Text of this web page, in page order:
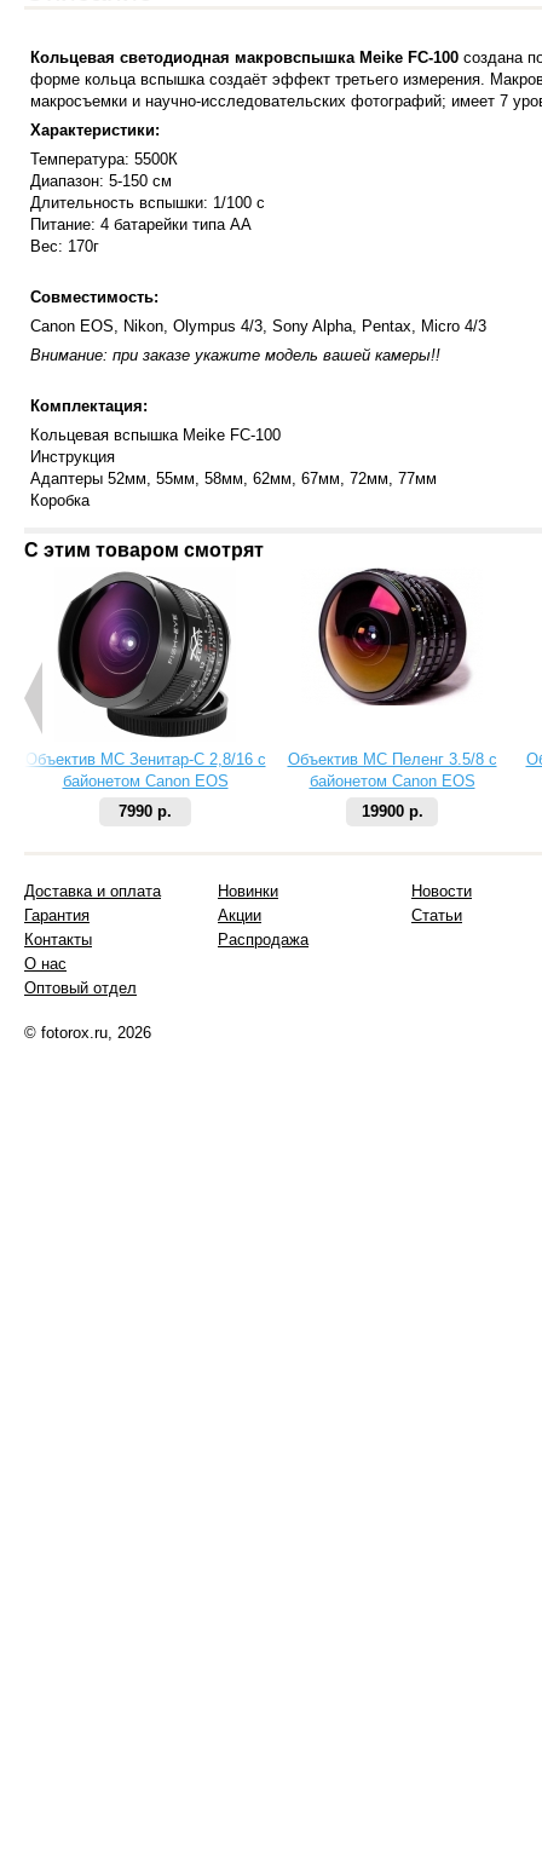
Кольцевая светодиодная макровспышка Meike FC-100 создана
форме кольца вспышка создаёт эффект третьего измерения.
макросъемки и научно-исследовательских фотографий; имеет 7
Характеристики:
Температура: 5500К
Диапазон: 5-150 см
Длительность вспышки: 1/100 с
Питание: 4 батарейки типа АА
Вес: 170г
Совместимость:
Canon EOS, Nikon, Olympus 4/3, Sony Alpha, Pentax, Micro 4/3
Внимание: при заказе укажите модель вашей камеры!!
Комплектация:
Кольцевая вспышка Meike FC-100
Инструкция
Адаптеры 52мм, 55мм, 58мм, 62мм, 67мм, 72мм, 77мм
Коробка
С этим товаром смотрят
Объектив МС Зенитар-C 2,8/16 с
байонетом Canon EOS
7990 р.
Объектив МС Пеленг 3.5/8 с
байонетом Canon EOS
19900 р.
Доставка и оплата
Гарантия
Контакты
О нас
Оптовый отдел
Новинки
Акции
Распродажа
Новости
Статьи
© fotorox.ru, 2026